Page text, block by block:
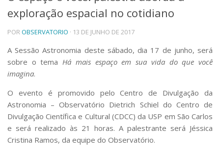
Telefones e Mapas
Pessoas
Ensino
Graduação
Pós-Graduação
Pesquisa e Inovação
Linhas de Pesquisa
Centros, Núcleos e Projetos em Rede
Pós-doutorado
Iniciação Científica
exploração espacial no cotidiano
POROBSERVATORIO · 13 DE JUNHO DE 2017
A Sessão Astronomia deste sábado, dia 17 de junho, será
sobre o tema Há mais espaço em sua vida do que você
imagina.
O evento é promovido pelo Centro de Divulgação da
Astronomia – Observatório Dietrich Schiel do Centro de
Divulgação Científica e Cultural (CDCC) da USP em São Carlos
e será realizado às 21 horas. A palestrante será Jéssica
Cristina Ramos, da equipe do Observatório.